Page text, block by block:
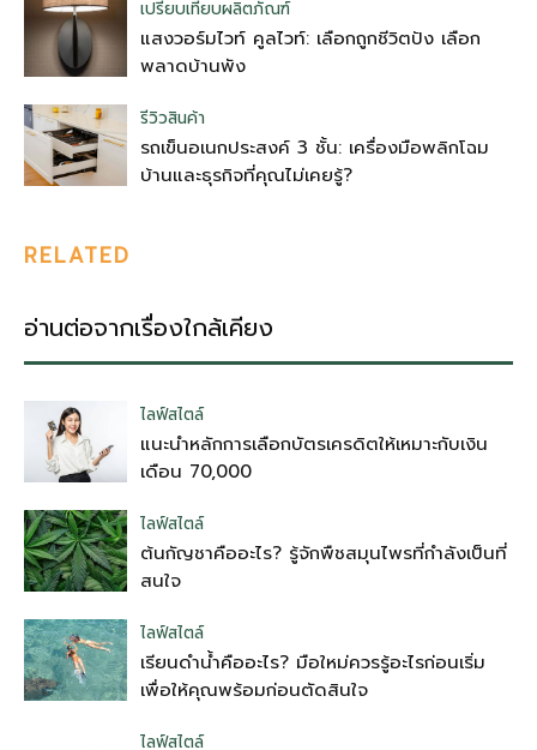
เปรียบเทียบผลิตภัณฑ์
แสงวอร์มไวท์ คูลไวท์: เลือกถูกชีวิตปัง เลือก
พลาดบ้านพัง
รีวิวสินค้า
รถเข็นอเนกประสงค์ 3 ชั้น: เครื่องมือพลิกโฉม
บ้านและธุรกิจที่คุณไม่เคยรู้?
RELATED
อ่านต่อจากเรื่องใกล้เคียง
ไลฟ์สไตล์
แนะนำหลักการเลือกบัตรเครดิตให้เหมาะกับเงิน
เดือน 70,000
ไลฟ์สไตล์
ต้นกัญชาคืออะไร? รู้จักพืชสมุนไพรที่กำลังเป็นที่
สนใจ
ไลฟ์สไตล์
เรียนดำน้ำคืออะไร? มือใหม่ควรรู้อะไรก่อนเริ่ม
เพื่อให้คุณพร้อมก่อนตัดสินใจ
ไลฟ์สไตล์